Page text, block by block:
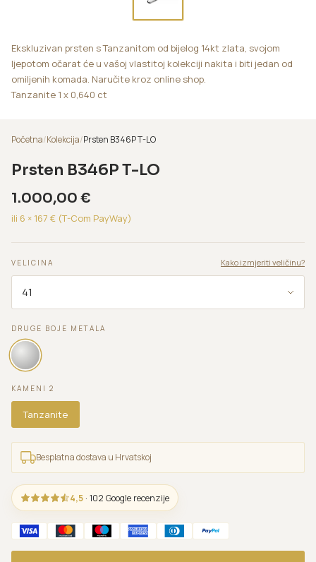
Ekskluzivan prsten s Tanzanitom od bijelog 14kt zlata, svojom
ljepotom očarat će u vašoj vlastitoj kolekciji nakita i biti jedan od
omiljenih komada. Naručite kroz online shop.
Tanzanite 1 x 0,640 ct
Početna/Kolekcija/Prsten B346P T-LO
Prsten B346P T-LO
1.000,00 €
ili 6 × 167 € (T-Com PayWay)
VELICINA Kako izmjeriti veličinu?
DRUGE BOJE METALA
KAMENI 2
Tanzanite
Besplatna dostava u Hrvatskoj
4,5 · 102 Google recenzije